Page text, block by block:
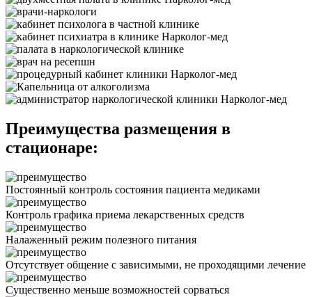
Преимущества размещения в
стационаре:
Постоянный контроль состояния пациента медиками
Контроль графика приема лекарственных средств
Налаженный режим полезного питания
Отсутствует общение с зависимыми, не проходящими лечение
Существенно меньше возможностей сорваться